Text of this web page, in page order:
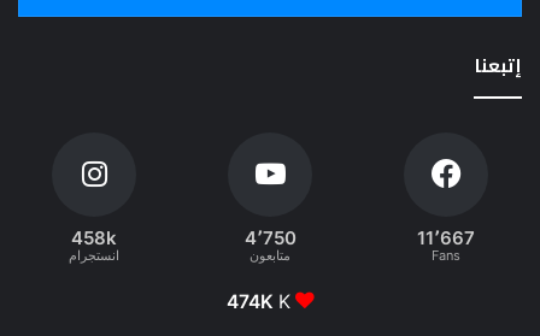
إتبعنا
11٬667
Fans
4٬750
متابعون
458k
انستجرام
474K K